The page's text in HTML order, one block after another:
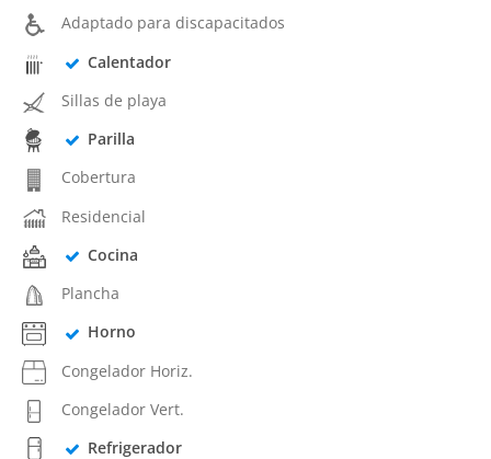
Adaptado para discapacitados
Calentador
Sillas de playa
Parilla
Cobertura
Residencial
Cocina
Plancha
Horno
Congelador Horiz.
Congelador Vert.
Refrigerador